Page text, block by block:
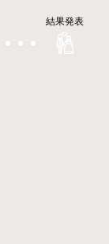
結果発表